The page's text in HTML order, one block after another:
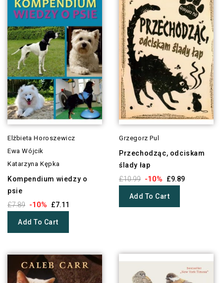
Elżbieta Horoszewicz
Ewa Wójcik
Katarzyna Kępka
Kompendium wiedzy o
psie
£7.89 -10% £7.11
Add To Cart
Grzegorz Pul
Przechodząc, odciskam
ślady łap
£10.99 -10% £9.89
Add To Cart